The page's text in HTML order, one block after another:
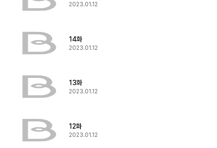
2023.01.12
14화
2023.01.12
13화
2023.01.12
12화
2023.01.12